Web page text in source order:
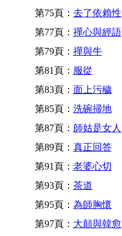
第75頁： 去了依賴性
第77頁： 禪心與經語
第79頁： 禪與牛
第81頁： 服從
第83頁： 面上污穢
第85頁： 洗碗掃地
第87頁： 師姑是女人
第89頁： 真正回答
第91頁： 老婆心切
第93頁： 茶道
第95頁： 為師胸懷
第97頁： 大顛與韓愈